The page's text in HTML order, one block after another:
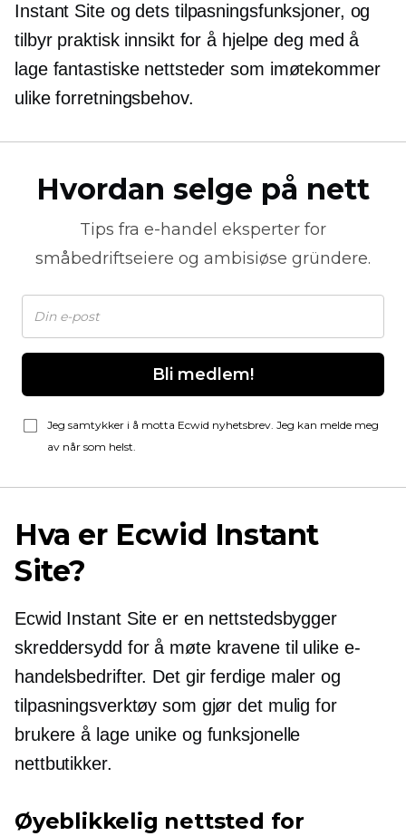
Instant Site og dets tilpasningsfunksjoner, og
tilbyr praktisk innsikt for å hjelpe deg med å
lage fantastiske nettsteder som imøtekommer
ulike forretningsbehov.
Hvordan selge på nett
Tips fra e-handel eksperter for
småbedriftseiere og ambisiøse gründere.
Bli medlem!
Jeg samtykker i å motta Ecwid nyhetsbrev. Jeg kan melde meg
av når som helst.
Hva er Ecwid Instant
Site?
Ecwid Instant Site er en nettstedsbygger
skreddersydd for å møte kravene til ulike e-
handelsbedrifter. Det girferdigemaler og
tilpasningsverktøy som gjør det mulig for
brukere å lage unike og funksjonelle
nettbutikker.
Øyeblikkelig nettsted for